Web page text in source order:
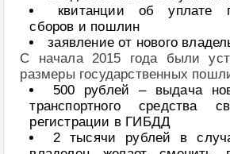
квитанции об уплате
сборов и пошлин
заявление от нового
С начала 2015 года были
размеры государственных
500 рублей – выдача
транспортного средства
регистрации в ГИБДД
2 тысячи рублей в